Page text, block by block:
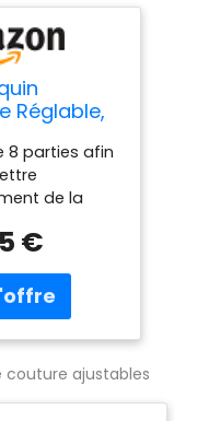
Réglable,
Petite
EUR 34
8 parties afin
de la
et léger avec
mousse Un
quatre pattes
pour
des
Arrondisseur
€
couture ajustables